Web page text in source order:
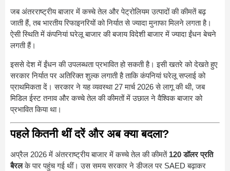
जब अंतरराष्ट्रीय बाजार में कच्चे तेल और पेट्रोलियम उत्पादों की कीमतें बढ़
जाती हैं, तब भारतीय रिफाइनरियों को निर्यात से ज्यादा मुनाफा मिलने लगता है।
ऐसी स्थिति में कंपनियां घरेलू बाजार की बजाय विदेशी बाजार में ज्यादा ईंधन बेचने
लगती हैं।
इससे देश में ईंधन की उपलब्धता प्रभावित हो सकती है। इसी खतरे को देखते हुए
सरकार निर्यात पर अतिरिक्त शुल्क लगाती है ताकि कंपनियां घरेलू सप्लाई को
प्राथमिकता दें। सरकार ने यह व्यवस्था 27 मार्च 2026 से लागू की थी, जब
मिडिल ईस्ट तनाव और कच्चे तेल की कीमतों में उछाल ने वैश्विक बाजार को
प्रभावित किया था।
पहले कितनी थीं दरें और अब क्या बदला?
अप्रैल 2026 में अंतरराष्ट्रीय बाजार में कच्चे तेल की कीमतें 120 डॉलर प्रति
बैरलके पार पहुंच गई थीं। उस समय सरकार ने डीजल पर SAED बढ़ाकर